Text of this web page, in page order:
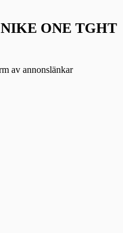
NIKE ONE TGHT
av annonslänkar